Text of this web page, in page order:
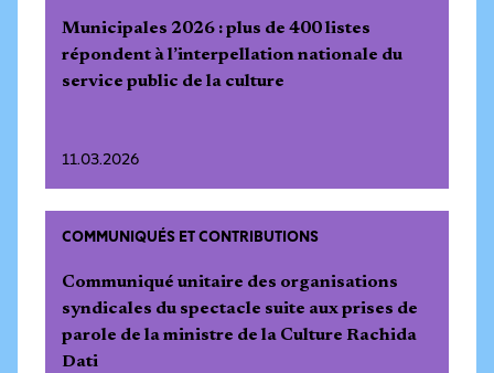
Municipales 2026 : plus de 400 listes
répondent à l’interpellation nationale du
service public de la culture
11.03.2026
COMMUNIQUÉS ET CONTRIBUTIONS
Communiqué unitaire des organisations
syndicales du spectacle suite aux prises de
parole de la ministre de la Culture Rachida
Dati